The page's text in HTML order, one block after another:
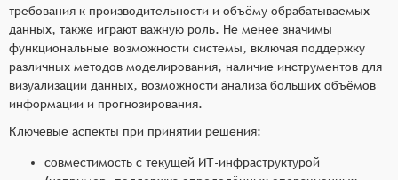
требования к производительности и объёму обрабатываемых
данных, также играют важную роль. Не менее значимы
функциональные возможности системы, включая поддержку
различных методов моделирования, наличие инструментов для
визуализации данных, возможности анализа больших объёмов
информации и прогнозирования.
Ключевые аспекты при принятии решения:
совместимость с текущей ИТ-инфраструктурой